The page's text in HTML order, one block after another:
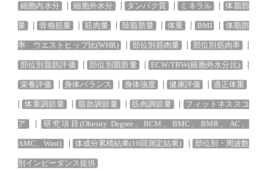
細胞内水分 | 細胞外水分 | タンパク質 | ミネラル | 体脂肪
量 | 骨格筋量 | 筋肉量 | 除脂肪量 | 体重 | BMI | 体脂肪
率 ウエストヒップ比(WHR) | 部位別筋肉量 | 部位別筋肉率 |
部位別脂肪評価 | 部位別脂肪量 | ECW/TBW(細胞外水分比) |
栄養評価 | 身体バランス | 身体強度 | 健康評価 | 適正体重
| 体重調節量 | 脂肪調節量 | 筋肉調節量 | フィットネススコ
ア | 研究項目(Obesity Degree、BCM、BMC、BMR、AC、
AMC、Wast) | 体成分累積結果(10回測定結果) | 部位別・周波数
別インピーダンス提供